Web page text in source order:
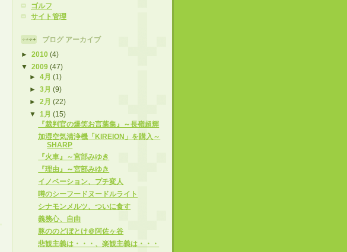
ゴルフ
サイト管理
ブログ アーカイブ
► 2010 (4)
▼ 2009 (47)
►4月(1)
►3月(9)
►2月(22)
▼1月(15)
『裁判官の爆笑お言葉集』～長嶺超輝
加湿空気清浄機「KIREION」を購入～
SHARP
『火車』～宮部みゆき
『理由』～宮部みゆき
イノベーション、プチ変人
噂のシーフードヌードルライト
シナモンメルツ、ついに食す
義務心、自由
豚ののどぼとけ＠阿佐ヶ谷
悲観主義は・・・、楽観主義は・・・